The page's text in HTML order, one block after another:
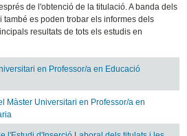
de l'obtenció de la titulació. A banda dels
també es poden trobar els informes dels
resultats de tots els estudis en
en Professor/a en Educació
Màster Universitari en Professor/a en